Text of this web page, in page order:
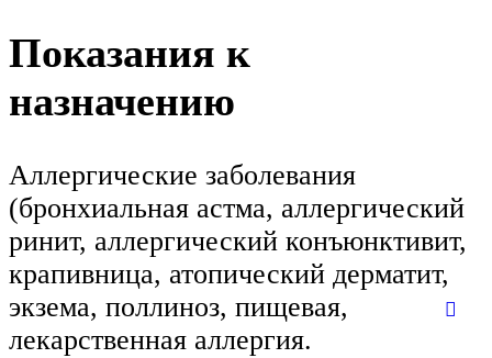
Показания к
назначению
Аллергические заболевания
(бронхиальная астма, аллергический
ринит, аллергический конъюнктивит,
крапивница, атопический дерматит,
экзема, поллиноз, пищевая,
лекарственная аллергия.